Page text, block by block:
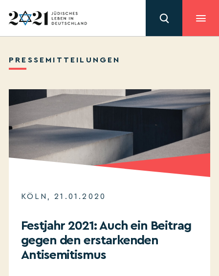
PRESSEMITTEILUNGEN
KÖLN, 21.01.2020
Festjahr 2021: Auch ein Beitrag
gegen den erstarkenden
Antisemitismus